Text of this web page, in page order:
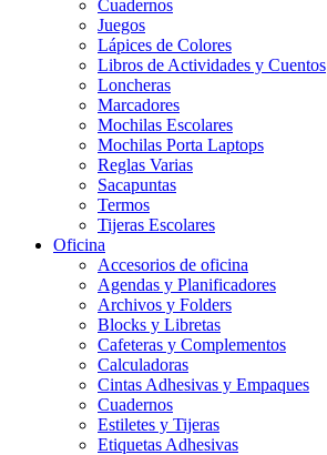
Cuadernos
Juegos
Lápices de Colores
Libros de Actividades y Cuentos
Loncheras
Marcadores
Mochilas Escolares
Mochilas Porta Laptops
Reglas Varias
Sacapuntas
Termos
Tijeras Escolares
Oficina
Accesorios de oficina
Agendas y Planificadores
Archivos y Folders
Blocks y Libretas
Cafeteras y Complementos
Calculadoras
Cintas Adhesivas y Empaques
Cuadernos
Estiletes y Tijeras
Etiquetas Adhesivas